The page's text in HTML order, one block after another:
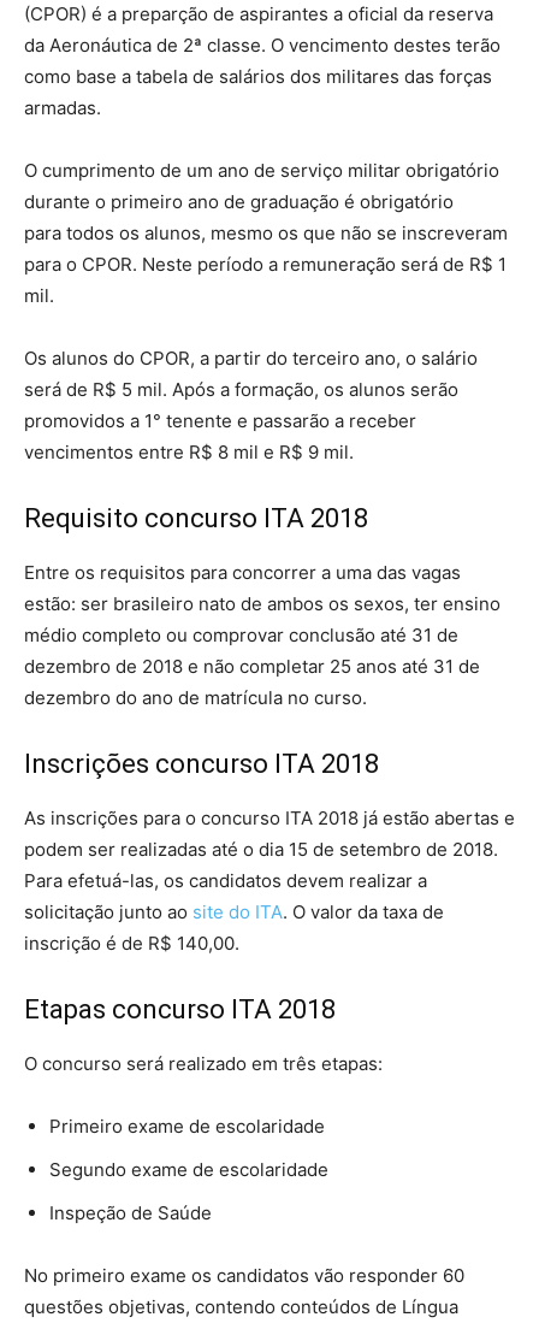
(CPOR) é a preparção de aspirantes a oficial da reserva
da Aeronáutica de 2ª classe. O vencimento destes terão
como base a tabela de salários dos militares das forças
armadas.
O cumprimento de um ano de serviço militar obrigatório
durante o primeiro ano de graduação é obrigatório
para todos os alunos, mesmo os que não se inscreveram
para o CPOR. Neste período a remuneração será de R$ 1
mil.
Os alunos do CPOR, a partir do terceiro ano, o salário
será de R$ 5 mil. Após a formação, os alunos serão
promovidos a 1° tenente e passarão a receber
vencimentos entre R$ 8 mil e R$ 9 mil.
Requisito concurso ITA 2018
Entre os requisitos para concorrer a uma das vagas
estão: ser brasileiro nato de ambos os sexos, ter ensino
médio completo ou comprovar conclusão até 31 de
dezembro de 2018 e não completar 25 anos até 31 de
dezembro do ano de matrícula no curso.
Inscrições concurso ITA 2018
As inscrições para o concurso ITA 2018 já estão abertas e
podem ser realizadas até o dia 15 de setembro de 2018.
Para efetuá-las, os candidatos devem realizar a
solicitação junto ao site do ITA. O valor da taxa de
inscrição é de R$ 140,00.
Etapas concurso ITA 2018
O concurso será realizado em três etapas:
Primeiro exame de escolaridade
Segundo exame de escolaridade
Inspeção de Saúde
No primeiro exame os candidatos vão responder 60
questões objetivas, contendo conteúdos de Língua